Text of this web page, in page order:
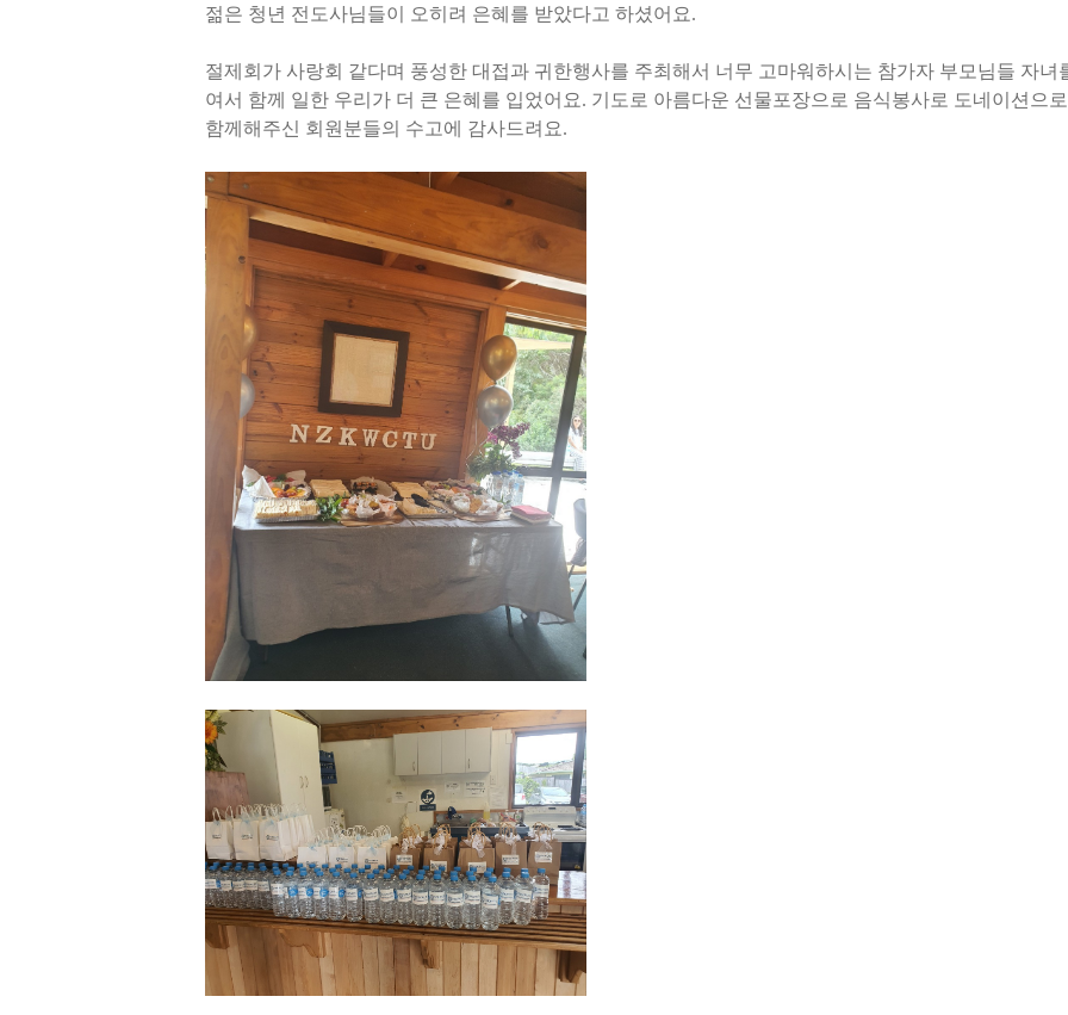
젊은 청년 전도사님들이 오히려 은혜를 받았다고 하셨어요.
절제회가 사랑회 같다며 풍성한 대접과 귀한행사를 주최해서 너무 고마워하시는 참가자 부모 님들 자녀
여서 함께 일한 우리가 더 큰 은혜를 입었어요. 기도로 아름다운 선물포장으로 음식봉사로 도네이션으
함께해주신 회원분들의 수고에 감사드려요.